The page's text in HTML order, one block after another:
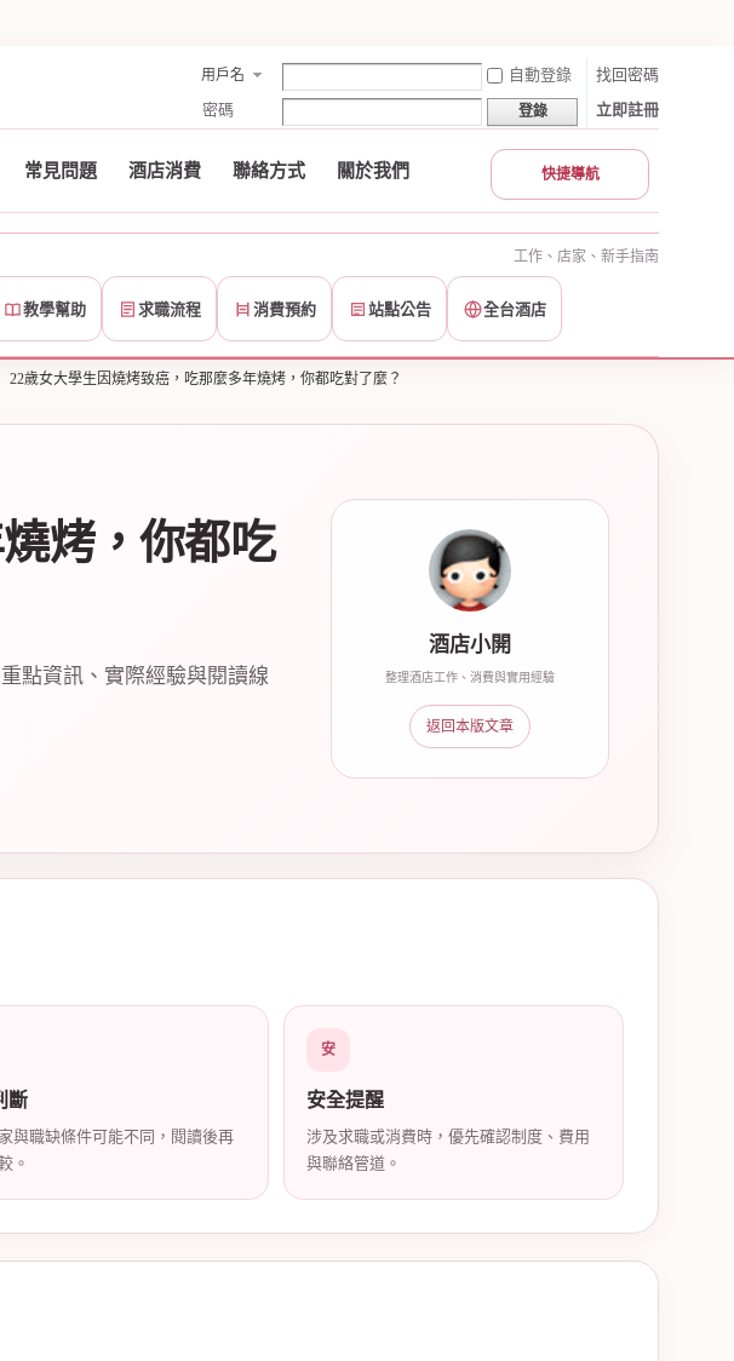
用戶名 自動登錄
找回密碼
密碼
登錄 立即註冊
常見問題 酒店消費 聯絡方式 關於我們 快捷導航
工作、店家、新手指南
教學幫助 求職流程 消費預約 站點公告 全台酒店
22歲女大學生因燒烤致癌，吃那麼多年燒烤，你都吃對了麼？
烤，你都吃
點資訊、實際經驗與閱讀線
酒店小開
整理酒店工作、消費與實用經驗
返回本版文章
斷
與職缺條件可能不同，閱讀後再
。
安
安全提醒
涉及求職或消費時，優先確認制度、費用
與聯絡管道。